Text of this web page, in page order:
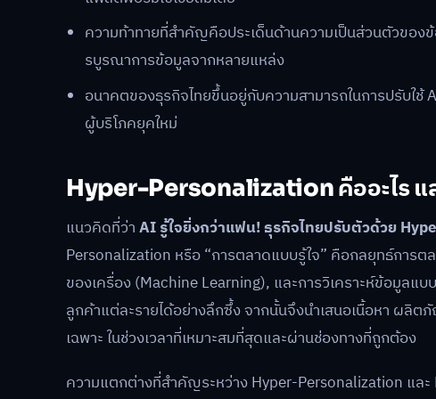
ความท้าทายที่สำคัญคือประเด็นด้านความเป็นส่วนตัวขอ
รบูรณาการข้อมูลจากหลายแหล่ง
อนาคตของธุรกิจไทยขึ้นอยู่กับความสามารถในการปรับใ
ผู้บริโภคยุคใหม่
Hyper-Personalization คืออะไร แ
แนวคิดที่ว่าAI รู้ใจยิ่งกว่าแฟน! ธุรกิจไทยปรับตัวด้วย
Personalization หรือ “การตลาดแบบรู้ใจ” คือกลยุทธ์การ
ของเครื่อง (Machine Learning), และการวิเคราะห์ข้อมูลแ
ลูกค้าแต่ละรายได้อย่างลึกซึ้ง จากนั้นจึงนำเสนอเนื้อหา ผลิ
เฉพาะ ในช่วงเวลาที่เหมาะสมที่สุดและผ่านช่องทางที่ถูกต้อง
ความแตกต่างที่สำคัญระหว่าง Hyper-Personalization แล